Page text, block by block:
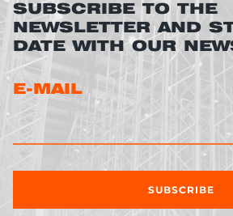
SUBSCRIBE TO THE
NEWSLETTER AND
DATE WITH OUR
E-MAIL
SUBSCRIBE